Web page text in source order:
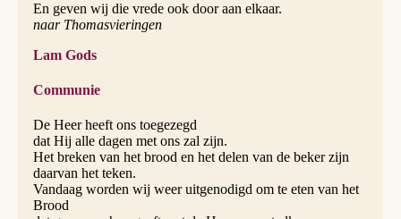
En geven wij die vrede ook door aan elkaar.
naar Thomasvieringen
Lam Gods
Communie
De Heer heeft ons toegezegd
dat Hij alle dagen met ons zal zijn.
Het breken van het brood en het delen van de beker zijn
daarvan het teken.
Vandaag worden wij weer uitgenodigd om te eten van het
Brood